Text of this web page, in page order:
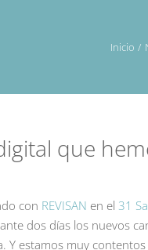
Inicio
que
con REVISAN en el 31
dos días los nuevos
estamos muy